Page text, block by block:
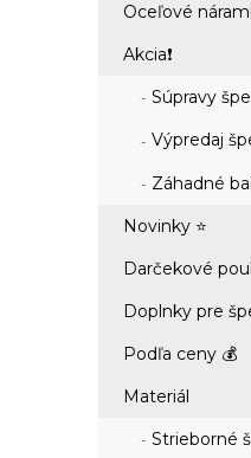
Oceľové
Akcia❗
Súpravy
Výpredaj
Záhadné
Novinky ⭐
Darčekové
Doplnky pre
Podľa ceny 💰
Materiál
Strieborné